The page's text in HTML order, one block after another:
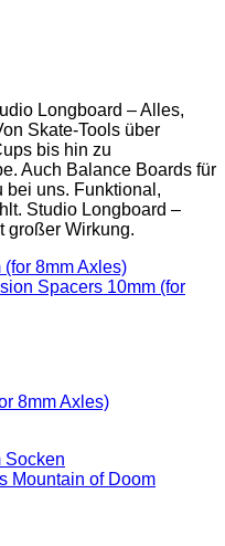
Longboard – Alles,
Skate-Tools über
bis hin zu
Auch Balance Boards für
bei uns. Funktional,
Studio Longboard –
großer Wirkung.
8mm Axles)